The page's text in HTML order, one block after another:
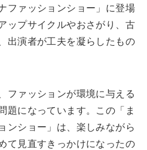
ファッションショー」に登場
ップサイクルやおさがり、古
出演者が工夫を凝らしたもの
ファッションが環境に与える
題になっています。この「ま
ンショー」は、楽しみながら
て見直すきっかけになったの